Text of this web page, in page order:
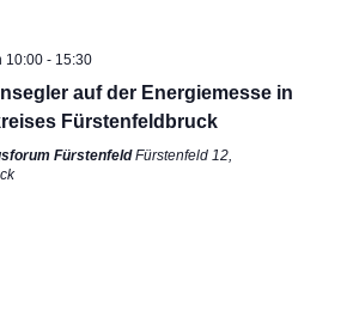
10:00- 15:30
auf der Energiemesse in
Fürstenfeldbruck
FürstenfeldFürstenfeld 12,